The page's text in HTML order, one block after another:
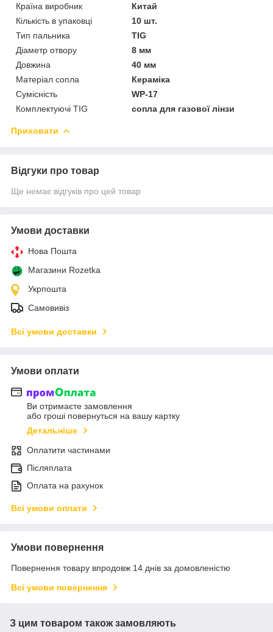
Країна виробник
Китай
Кількість в упаковці
10 шт.
Тип пальника
TIG
Діаметр отвору
8 мм
Довжина
40 мм
Матеріал сопла
Кераміка
Сумісність
WP-17
Комплектуючі TIG
сопла для газової лінзи
Приховати
Відгуки про товар
Ще немає відгуків про цей товар
Умови доставки
Нова Пошта
Магазини Rozetka
Укрпошта
Самовивіз
Всі умови доставки
Умови оплати
Ви отримаєте замовлення
або гроші повернуться на вашу картку
Детальніше
Оплатити частинами
Післяплата
Оплата на рахунок
Всі умови оплати
Умови повернення
Повернення товару впродовж 14 днів за домовленістю
Всі умови повернення
З цим товаром також замовляють